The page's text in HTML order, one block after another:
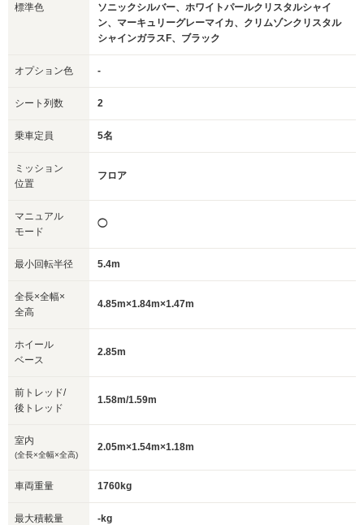
標準色
ソニックシルバー、ホワイトパールクリスタルシャイ
ン、マーキュリーグレーマイカ、クリムゾンクリスタル
シャインガラスF、ブラック
オプション色 -
シート列数 2
乗車定員 5名
ミッション
位置
フロア
マニュアル
モード
◯
最小回転半径 5.4m
全長×全幅×
全高
4.85m×1.84m×1.47m
ホイール
ベース
2.85m
前トレッド/
後トレッド
1.58m/1.59m
室内
(全長×全幅×全高)
2.05m×1.54m×1.18m
車両重量 1760kg
最大積載量 -kg